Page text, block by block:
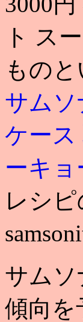
ト ス
もの
サム
ケース
ーキョ
レシ
サム
傾向を